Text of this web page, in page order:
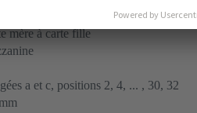
à insertion en force
mère à carte fille
a et c, positions 2, 4, ... , 30, 32